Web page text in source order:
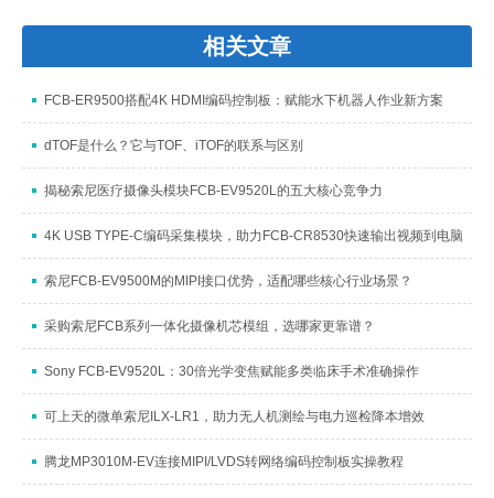
相关文章
FCB-ER9500搭配4K HDMI编码控制板：赋能水下机器人作业新方案
dTOF是什么？它与TOF、iTOF的联系与区别
揭秘索尼医疗摄像头模块FCB-EV9520L的五大核心竞争力
4K USB TYPE-C编码采集模块，助力FCB-CR8530快速输出视频到电脑
索尼FCB-EV9500M的MIPI接口优势，适配哪些核心行业场景？
采购索尼FCB系列一体化摄像机芯模组，选哪家更靠谱？
Sony FCB-EV9520L：30倍光学变焦赋能多类临床手术准确操作
可上天的微单索尼ILX-LR1，助力无人机测绘与电力巡检降本增效
腾龙MP3010M-EV连接MIPI/LVDS转网络编码控制板实操教程